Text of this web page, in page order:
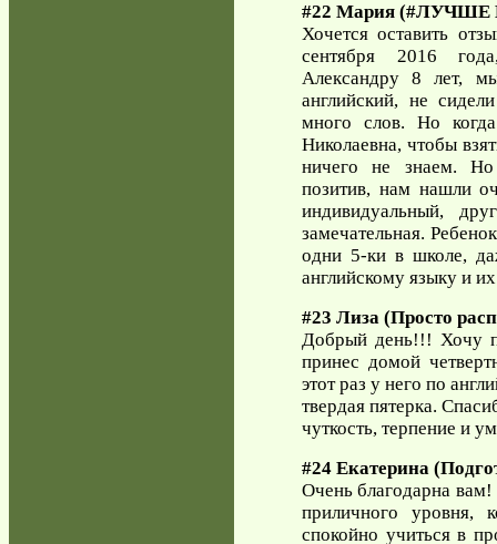
#22 Мария (#ЛУЧШЕ
Хочется оставить
сентября 2016
Александру 8 лет,
английский, не
много слов. Но
Николаевна, чтобы
ничего не знаем. Но
позитив, нам нашли
индивидуальный,
замечательная.
одни 5-ки в школе,
английскому языку и
#23 Лиза (Просто
Добрый день!!! Хочу
принес домой
этот раз у него по
твердая пятерка.
чуткость, терпение и
#24 Екатерина
Очень благодарна вам!
приличного уровня,
спокойно учиться в